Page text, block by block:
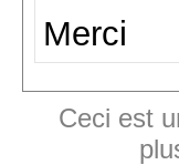
Merci
Ceci est